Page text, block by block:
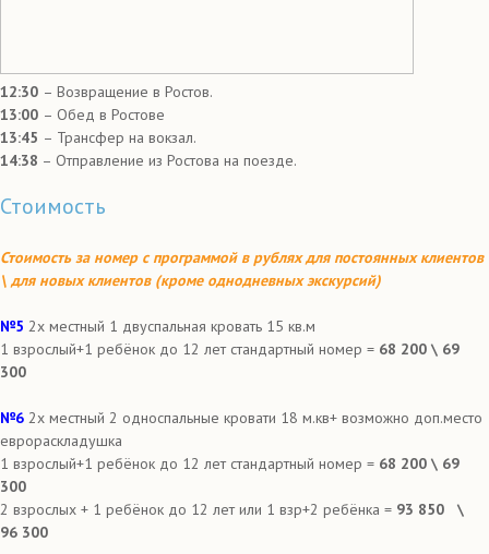
12:30 – Возвращение в Ростов.
13:00 – Обед в Ростове
13:45 – Трансфер на вокзал.
14:38 – Отправление из Ростова на поезде.
Стоимость
Стоимость за номер с программой в рублях для постоянных клиентов
\ для новых клиентов (кроме однодневных экскурсий)
№5 2х местный 1 двуспальная кровать 15 кв.м
1 взрослый+1 ребёнок до 12 лет стандартный номер = 68 200 \ 69
300
№6 2х местный 2 односпальные кровати 18 м.кв+ возможно доп.место
еврораскладушка
1 взрослый+1 ребёнок до 12 лет стандартный номер = 68 200 \ 69
300
2 взрослых + 1 ребёнок до 12 лет или 1 взр+2 ребёнка = 93 850 \
96 300